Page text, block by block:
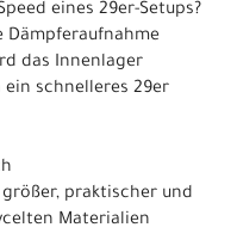
eines 29er-Setups?
Dämpferaufnahme
das Innenlager
schnelleres 29er
praktischer und
Materialien